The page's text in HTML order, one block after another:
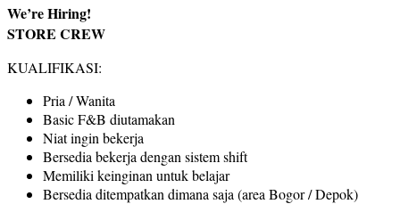
We’re Hiring!
STORE CREW
KUALIFIKASI:
Pria / Wanita
Basic F&B diutamakan
Niat ingin bekerja
Bersedia bekerja dengan sistem shift
Memiliki keinginan untuk belajar
Bersedia ditempatkan dimana saja (area Bogor / Depok)